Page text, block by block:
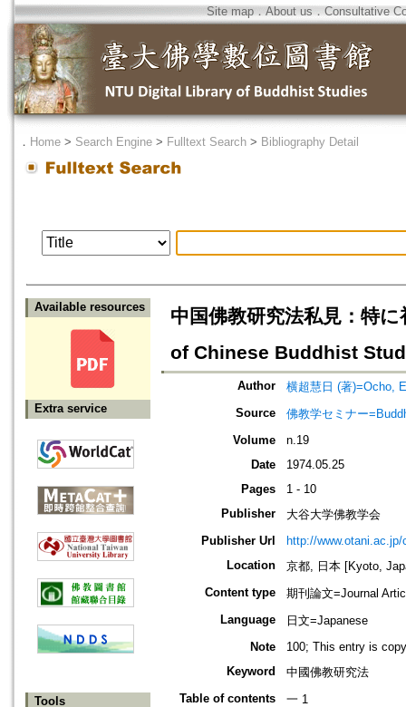
Site map．About us ． Consultative
． Home > Search Engine > Fulltext Search > Bibliography Detail
Available resources
Extra service
Tools
中国佛教研究法私見：特
of Chinese Buddhist
Author
横超慧日 (著)=Ocho,
Source
佛教学セミナー
Volume
n.19
Date
1974.05.25
Pages
1 - 10
Publisher
大谷大学佛教学会
Publisher Url
http://
Location
京都, 日本 [Kyoto,
Content type
期刊論文=Journal
Language
日文=Japanese
Note
100; This entry is
Keyword
中國佛教研究法
Table of contents
一 1